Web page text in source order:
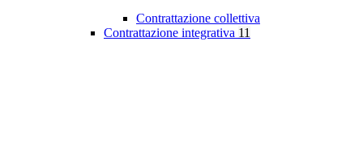
Contrattazione collettiva
Contrattazione integrativa 11